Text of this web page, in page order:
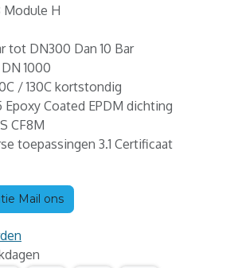
Module H
tot DN300 Dan 10 Bar
1000
/ 130C kortstondig
Epoxy Coated EPDM dichting
CF8M
toepassingen 3.1 Certificaat
Mail ons